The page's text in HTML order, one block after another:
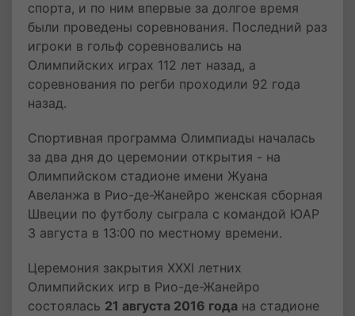
спорта, и по ним впервые за долгое время
были проведены соревнования. Последний раз
игроки в гольф соревновались на
Олимпийских играх 112 лет назад, а
соревнования по регби проходили 92 года
назад.
Спортивная программа Олимпиады началась
за два дня до церемонии открытия - на
Олимпийском стадионе имени Жуана
Авеланжа в Рио-де-Жанейро женская сборная
Швеции по футболу сыграла с командой ЮАР
3 августа в 13:00 по местному времени.
Церемония закрытия XXXI летних
Олимпийских игр в Рио-де-Жанейро
состоялась 21 августа 2016 года на стадионе